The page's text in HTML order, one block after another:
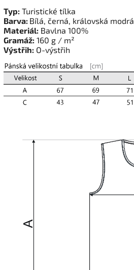
Typ: Turistické tílka
Barva: Bílá, černá, královská modrá
Materiál: Bavlna 100%
Gramáž: 160 g / m²
Výstřih: O-výstřih